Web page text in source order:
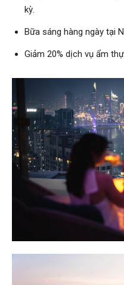
kỳ.
Bữa sáng hàng ngày tại
Giảm 20% dịch vụ ẩm